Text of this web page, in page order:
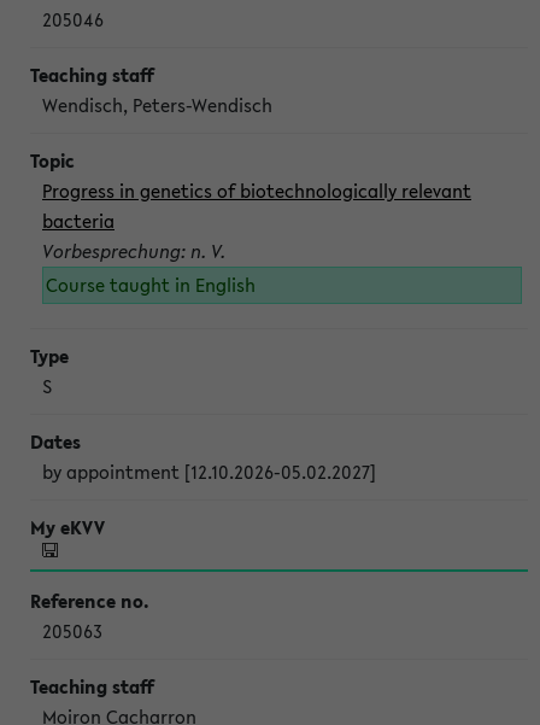
205046
Wendisch, Peters-Wendisch
Progress in genetics of biotechnologically relevant
bacteria
Vorbesprechung: n. V.
Course taught in English
S
by appointment [12.10.2026-05.02.2027]
205063
Moiron Cacharron